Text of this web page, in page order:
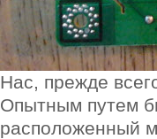
Нас, прежде
Опытным путем
расположенный